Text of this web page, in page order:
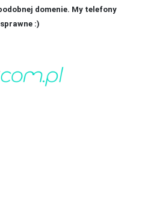
domenie. My telefony
:)